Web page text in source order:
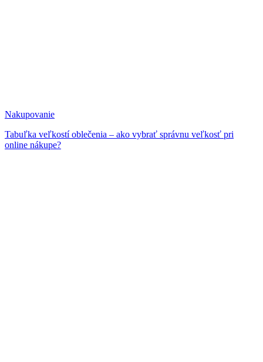
Nakupovanie
Tabuľka veľkostí oblečenia – ako vybrať správnu veľkosť pri
online nákupe?